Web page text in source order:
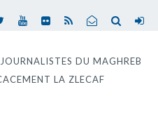
DU MAGHREB
LA ZLECAF